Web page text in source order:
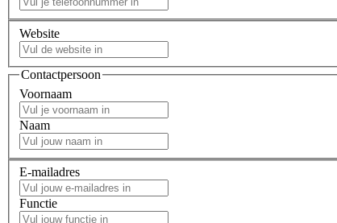
Website
Contactpersoon
Voornaam
Naam
E-mailadres
Functie